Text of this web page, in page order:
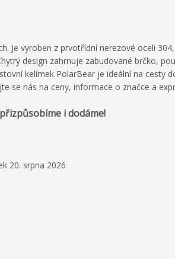
Je vyroben z prvotřídní nerezové oceli
design zahrnuje zabudované brčko,
kelímek PolarBear je ideální na cesty
se nás na ceny, informace o značce a
i dodáme!
20. srpna 2026